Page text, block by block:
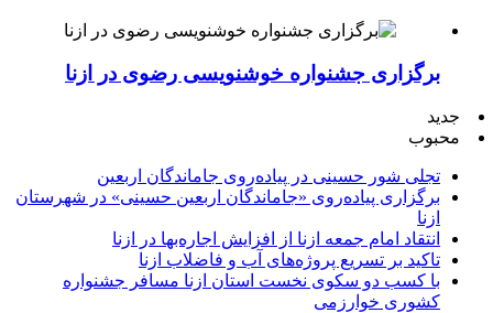
برگزاری جشنواره خوشنویسی رضوی در ازنا
جدید
محبوب
تجلی شور حسینی در پیاده‌روی جاماندگان اربعین
برگزاری پیاده‌روی «جاماندگان اربعین حسینی» در شهرستان
ازنا
انتقاد امام جمعه ازنا از افزایش اجاره‌بها در ازنا
تاکید بر تسریع پروژه‌های آب و فاضلاب ازنا
با کسب دو سکوی نخست استان ازنا مسافر جشنواره
کشوری خوارزمی